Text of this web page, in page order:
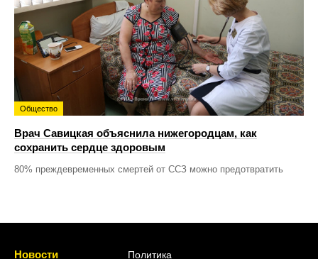
Общество
Врач Савицкая объяснила нижегородцам, как
сохранить сердце здоровым
80% преждевременных смертей от ССЗ можно предотвратить
Новости
Политика